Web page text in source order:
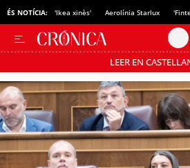
ÉS NOTÍCIA: 'Ikea xinès' Aerolínia Starlux
LEER EN
Passa’t al mode estalvi